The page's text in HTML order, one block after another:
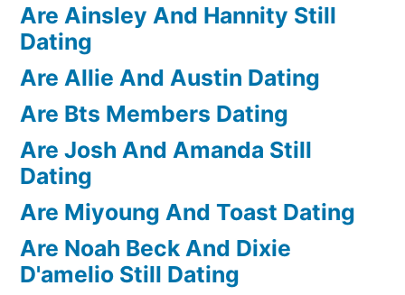
Are Ainsley And Hannity Still
Dating
Are Allie And Austin Dating
Are Bts Members Dating
Are Josh And Amanda Still
Dating
Are Miyoung And Toast Dating
Are Noah Beck And Dixie
D'amelio Still Dating